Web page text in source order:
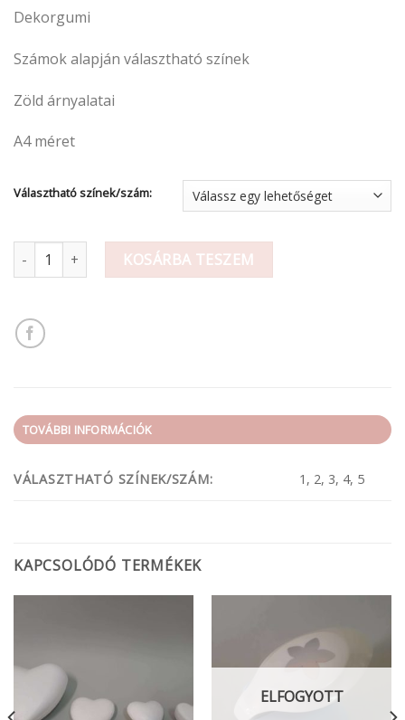
Dekorgumi
Számok alapján választható színek
Zöld árnyalatai
A4 méret
Választható színek/szám:
Dekorgumi A/4 mennyiségKOSÁRBA TESZEM
TOVÁBBI INFORMÁCIÓK
VÁLASZTHATÓ SZÍNEK/SZÁM: 1, 2, 3, 4, 5
KAPCSOLÓDÓ TERMÉKEK
ELFOGYOTT